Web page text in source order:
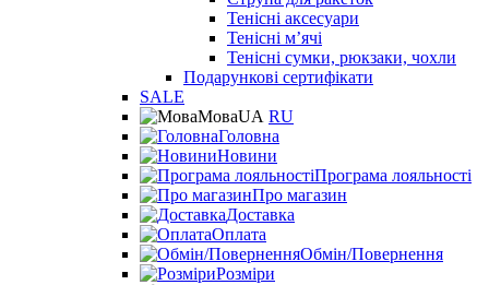
Тенісні аксесуари
Тенісні мʼячі
Тенісні сумки, рюкзаки, чохли
Подарункові сертифікати
SALE
МоваUA RU
Головна
Новини
Програма лояльності
Про магазин
Доставка
Оплата
Обмін/Повернення
Розміри